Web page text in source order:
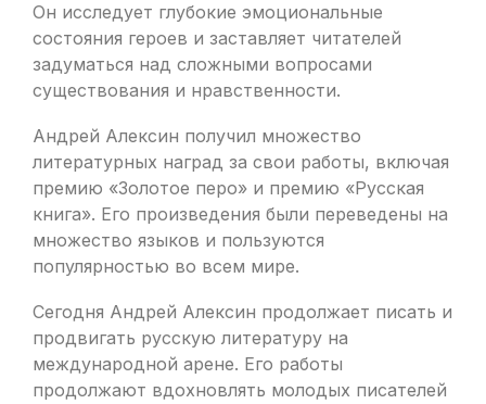
Он исследует глубокие эмоциональные
состояния героев и заставляет читателей
задуматься над сложными вопросами
существования и нравственности.
Андрей Алексин получил множество
литературных наград за свои работы, включая
премию «Золотое перо» и премию «Русская
книга». Его произведения были переведены на
множество языков и пользуются
популярностью во всем мире.
Сегодня Андрей Алексин продолжает писать и
продвигать русскую литературу на
международной арене. Его работы
продолжают вдохновлять молодых писателей